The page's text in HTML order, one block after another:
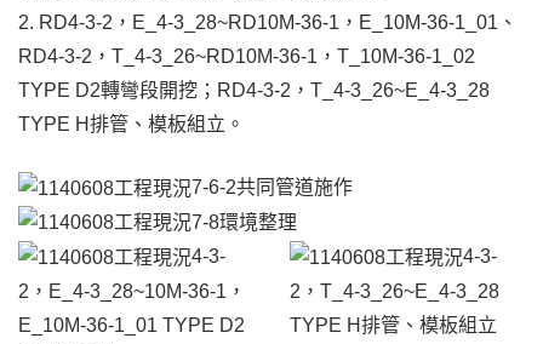
2. RD4-3-2，E_4-3_28~RD10M-36-1，E_10M-36-1_01、
RD4-3-2，T_4-3_26~RD10M-36-1，T_10M-36-1_02
TYPE D2轉彎段開挖；RD4-3-2，T_4-3_26~E_4-3_28
TYPE H排管、模板組立。
7-6-2共同管道施作
7-8環境整理
4-3-
2，E_4-3_28~10M-36-1，
E_10M-36-1_01 TYPE D2
4-3-
2，T_4-3_26~E_4-3_28
TYPE H排管、模板組立